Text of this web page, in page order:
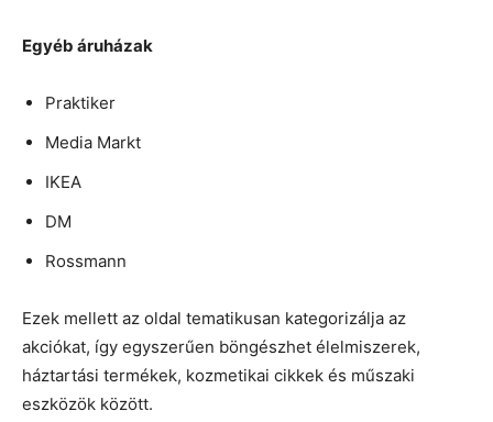
Egyéb áruházak
Praktiker
Media Markt
IKEA
DM
Rossmann
Ezek mellett az oldal tematikusan kategorizálja az
akciókat, így egyszerűen böngészhet élelmiszerek,
háztartási termékek, kozmetikai cikkek és műszaki
eszközök között.